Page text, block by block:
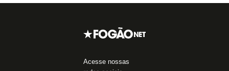
Acesse nossas